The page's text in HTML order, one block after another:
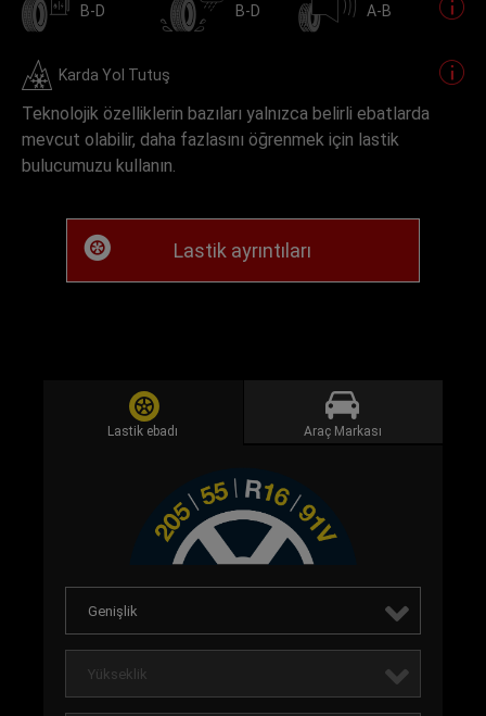
B-D B-D A-B
Karda Yol Tutuş
Teknolojik özelliklerin bazıları yalnızca belirli ebatlarda
mevcut olabilir, daha fazlasını öğrenmek için lastik
bulucumuzu kullanın.
Lastik ayrıntıları
Lastik ebadı Araç Markası
Genişlik
Yükseklik